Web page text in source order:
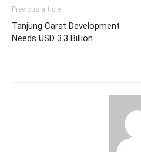
Previous article
Tanjung Carat Development
Needs USD 3.3 Billion